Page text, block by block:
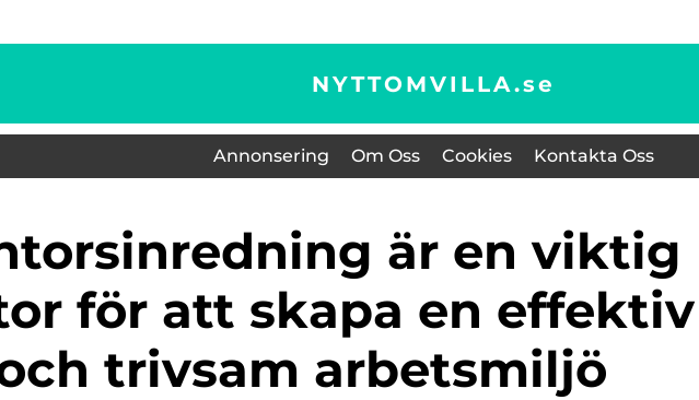
NYTTOMVILLA.se
Annonsering Om Oss Cookies Kontakta Oss
för att skapa en effektiv
trivsam arbetsmiljö